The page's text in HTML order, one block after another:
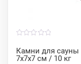
Камни для
7x7x7 см / 10 кг
o
u
t